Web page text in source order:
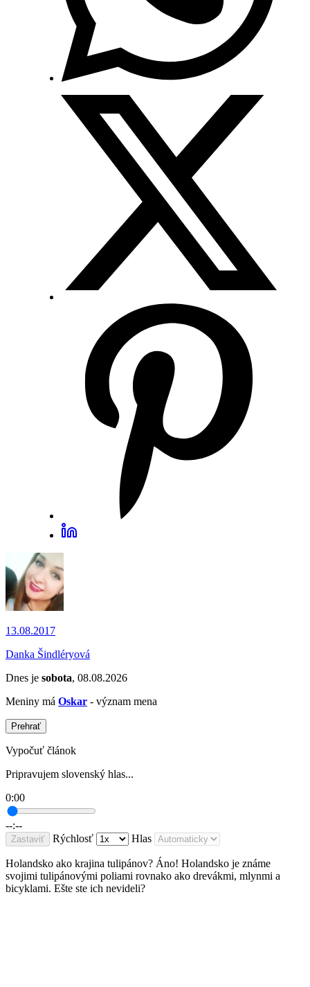
13.08.2017
Danka Šindléryová
Dnes je sobota, 08.08.2026
Meniny má Oskar - význam mena
Prehrať
Vypočuť článok
Pripravujem slovenský hlas...
0:00
--:--
Zastaviť Rýchlosť Hlas
Holandsko ako krajina tulipánov? Áno! Holandsko je známe
svojimi tulipánovými poliami rovnako ako drevákmi, mlynmi a
bicyklami. Ešte ste ich nevideli?